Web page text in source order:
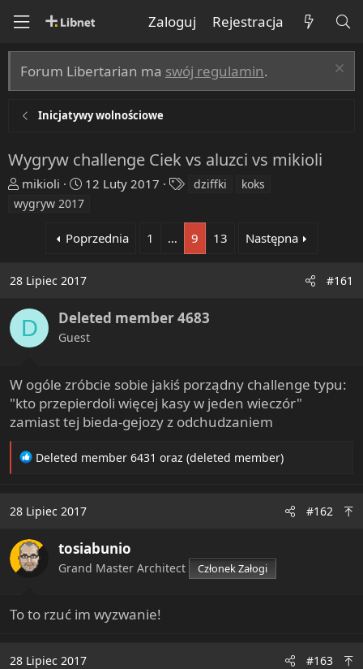
Zaloguj Rejestracja
Forum Libertarian ma swój regulamin.
Inicjatywy wolnościowe
Wygryw challenge Ciek vs aluzci vs mikioli
T
h
s
a
r
r
mikioli
R
p
z
t
y
12 Luty 2017
s
dziffki
koks
wygryw 2017
Poprzednia 1 … 9 13 Następna
28 Lipiec 2017 #161
D Deleted member 4683
Guest
W ogóle zróbcie sobie jakiś porządny challenge typu:
"kto przepierdoli więcej kasy w jeden wieczór"
zamiast tej bieda-gejozy z odchudzaniem
R
t
o
n
Deleted member 6431 oraz (deleted member)
28 Lipiec 2017 #162
tosiabunio
Grand Master Architect Członek Załogi
To to rzuć im wyzwanie!
28 Lipiec 2017 #163